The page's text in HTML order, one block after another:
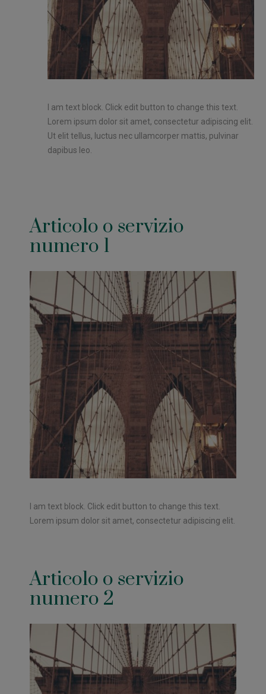
I am text block. Click edit button to change this text.
Lorem ipsum dolor sit amet, consectetur adipiscing elit.
Ut elit tellus, luctus nec ullamcorper mattis, pulvinar
dapibus leo.
Articolo o servizio
numero 1
I am text block. Click edit button to change this text.
Lorem ipsum dolor sit amet, consectetur adipiscing elit.
Articolo o servizio
numero 2